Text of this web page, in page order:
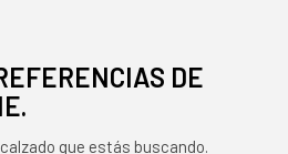
DE
que estás buscando.